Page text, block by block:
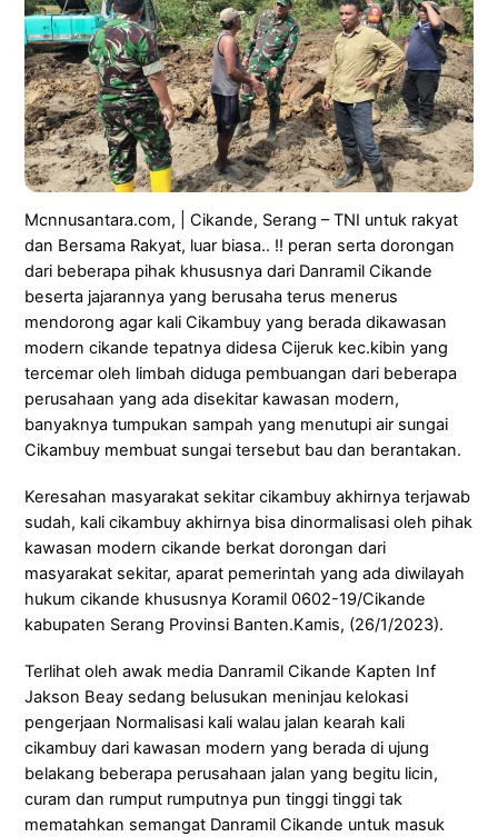
Mcnnusantara.com, | Cikande, Serang – TNI untuk rakyat
dan Bersama Rakyat, luar biasa.. !! peran serta dorongan
dari beberapa pihak khususnya dari Danramil Cikande
beserta jajarannya yang berusaha terus menerus
mendorong agar kali Cikambuy yang berada dikawasan
modern cikande tepatnya didesa Cijeruk kec.kibin yang
tercemar oleh limbah diduga pembuangan dari beberapa
perusahaan yang ada disekitar kawasan modern,
banyaknya tumpukan sampah yang menutupi air sungai
Cikambuy membuat sungai tersebut bau dan berantakan.
Keresahan masyarakat sekitar cikambuy akhirnya terjawab
sudah, kali cikambuy akhirnya bisa dinormalisasi oleh pihak
kawasan modern cikande berkat dorongan dari
masyarakat sekitar, aparat pemerintah yang ada diwilayah
hukum cikande khususnya Koramil 0602-19/Cikande
kabupaten Serang Provinsi Banten.Kamis, (26/1/2023).
Terlihat oleh awak media Danramil Cikande Kapten Inf
Jakson Beay sedang belusukan meninjau kelokasi
pengerjaan Normalisasi kali walau jalan kearah kali
cikambuy dari kawasan modern yang berada di ujung
belakang beberapa perusahaan jalan yang begitu licin,
curam dan rumput rumputnya pun tinggi tinggi tak
mematahkan semangat Danramil Cikande untuk masuk